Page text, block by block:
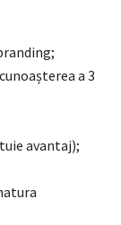
a 3
avantaj);